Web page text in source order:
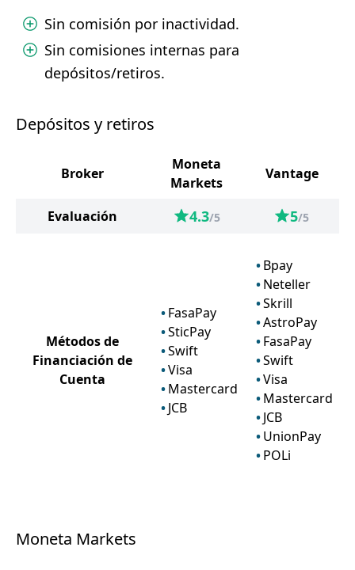
Sin comisión por inactividad.
Sin comisiones internas para
depósitos/retiros.
Depósitos y retiros
Broker
Moneta
Markets
Vantage
Evaluación 4.3/5 5/5
Métodos de
Financiación de
Cuenta
FasaPay
SticPay
Swift
Visa
Mastercard
JCB
Bpay
Neteller
Skrill
AstroPay
FasaPay
Swift
Visa
Mastercard
JCB
UnionPay
POLi
Moneta Markets